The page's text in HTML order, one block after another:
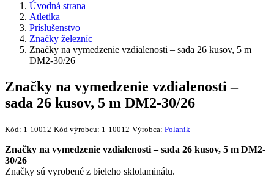
Úvodná strana
Atletika
Príslušenstvo
Značky železníc
Značky na vymedzenie vzdialenosti – sada 26 kusov, 5 m
DM2-30/26
Značky na vymedzenie vzdialenosti –
sada 26 kusov, 5 m DM2-30/26
Kód: 1-10012 Kód výrobcu: 1-10012 Výrobca: Polanik
Značky na vymedzenie vzdialenosti – sada 26 kusov, 5 m DM2-
30/26
Značky sú vyrobené z bieleho sklolaminátu.